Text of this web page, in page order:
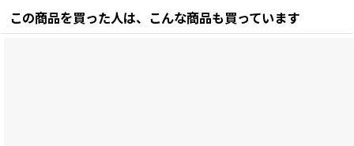
この商品を買った人は、こんな商品も買っています